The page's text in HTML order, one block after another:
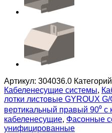
Артикул: 304036.0
Кабеленесущие системы,
лотки листовые GYROUX G/
вертикальный правый 90⁰ с
кабеленесущие, Фасонные
унифицированные